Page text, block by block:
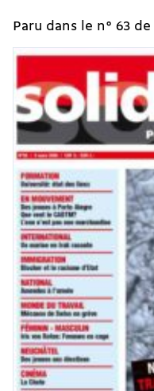
Paru dans le n° 63 de